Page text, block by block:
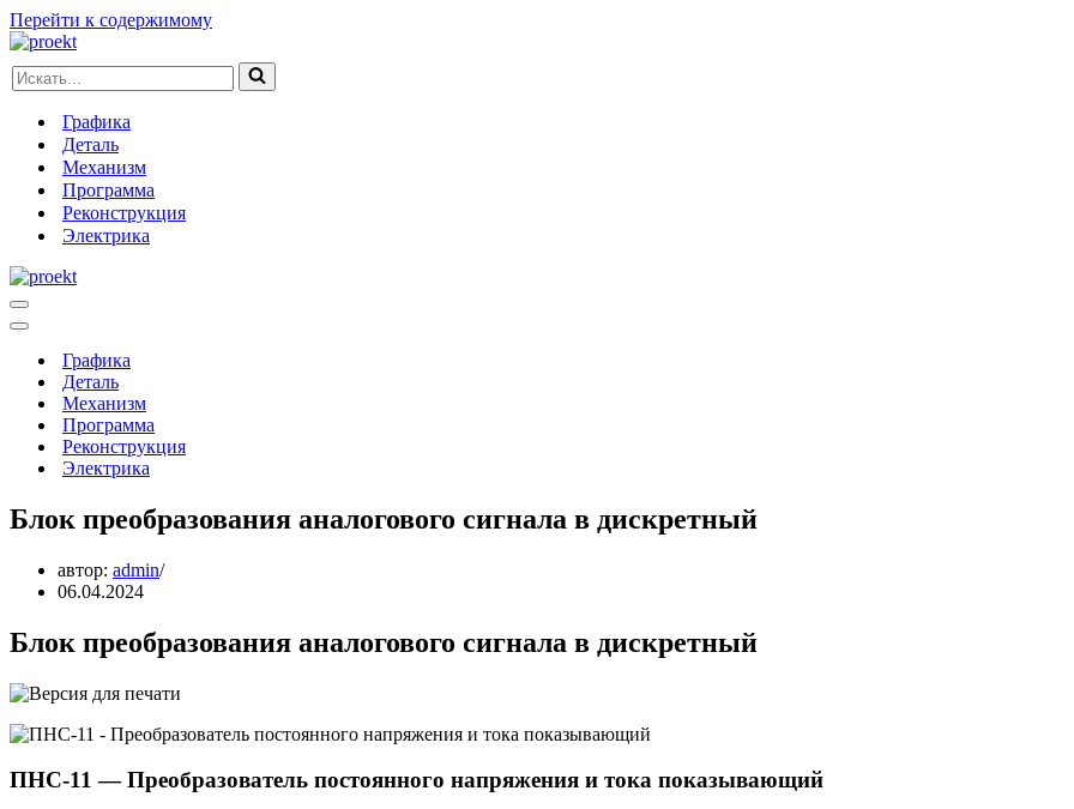
Перейти к содержимому
Искать...
Графика
Деталь
Механизм
Программа
Реконструкция
Электрика
Меню
навигации
Меню
навигацииГрафика
Деталь
Механизм
Программа
Реконструкция
Электрика
Блок преобразования аналогового сигнала в дискретный
автор: admin
06.04.2024
Блок преобразования аналогового сигнала в дискретный
ПНС-11 — Преобразователь постоянного напряжения и тока показывающий